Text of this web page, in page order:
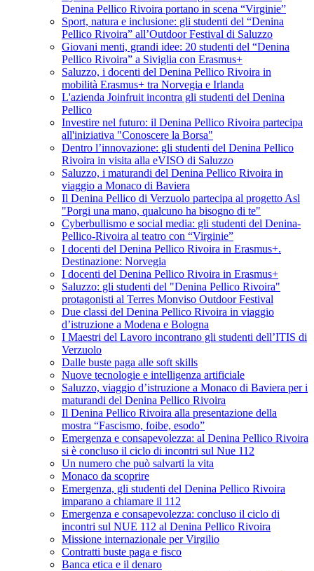
Denina Pellico Rivoira portano in scena “Virginie”
Sport, natura e inclusione: gli studenti del “Denina
Pellico Rivoira” all’Outdoor Festival di Saluzzo
Giovani menti, grandi idee: 20 studenti del “Denina
Pellico Rivoira” a Siviglia con Erasmus+
Saluzzo, i docenti del Denina Pellico Rivoira in
mobilità Erasmus+ tra Norvegia e Irlanda
L'azienda Joinfruit incontra gli studenti del Denina
Pellico
Investire nel futuro: il Denina Pellico Rivoira partecipa
all'iniziativa "Conoscere la Borsa"
Dentro l’innovazione: gli studenti del Denina Pellico
Rivoira in visita alla eVISO di Saluzzo
Saluzzo, i maturandi del Denina Pellico Rivoira in
viaggio a Monaco di Baviera
Il Denina Pellico di Verzuolo partecipa al progetto Asl
"Porgi una mano, qualcuno ha bisogno di te"
Cyberbullismo e social media: gli studenti del Denina-
Pellico-Rivoira al teatro con “Virginie”
I docenti del Denina Pellico Rivoira in Erasmus+.
Destinazione: Norvegia
I docenti del Denina Pellico Rivoira in Erasmus+
Saluzzo: gli studenti del "Denina Pellico Rivoira"
protagonisti al Terres Monviso Outdoor Festival
Due classi del Denina Pellico Rivoira in viaggio
d’istruzione a Modena e Bologna
I Maestri del Lavoro incontrano gli studenti dell’ITIS di
Verzuolo
Dalle buste paga alle soft skills
Nuove tecnologie e intelligenza artificiale
Saluzzo, viaggio d’istruzione a Monaco di Baviera per i
maturandi del Denina Pellico Rivoira
Il Denina Pellico Rivoira alla presentazione della
mostra “Fascismo, foibe, esodo”
Emergenza e consapevolezza: al Denina Pellico Rivoira
si è concluso il ciclo di incontri sul Nue 112
Un numero che può salvarti la vita
Monaco da scoprire
Emergenza, gli studenti del Denina Pellico Rivoira
imparano a chiamare il 112
Emergenza e consapevolezza: concluso il ciclo di
incontri sul NUE 112 al Denina Pellico Rivoira
Missione internazionale per Virgilio
Contratti buste paga e fisco
Banca etica e il denaro